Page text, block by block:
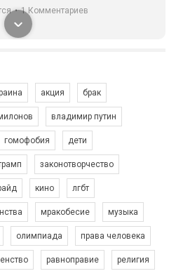
та не можемо зустрінеться, ми
поділяє цінності рівності та
нас. Регіональні підрозділи
• 1 Комментариев
Зупинимо насильство проти ЛГБТ в Україні! Stop violence against LGBT in Ukraine!
ролік на конкурс PACT, який
Україна" з протидії
акция брак
владимир путин
гомофобия дети
законотворчество
кино лгбт
мракобесие музыка
олимпиада права человека
равноправие религия